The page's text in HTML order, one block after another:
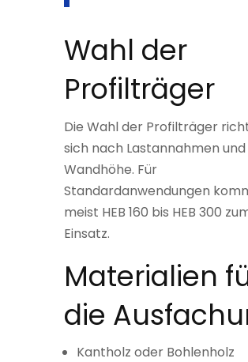
Wahl der
Profilträger
Die Wahl der Profilträger
sich nach Lastannahmen und
Wandhöhe. Für
Standardanwendungen
meist HEB 160 bis HEB 300
Einsatz.
Materialien
die
Kantholz oder Bohlenholz